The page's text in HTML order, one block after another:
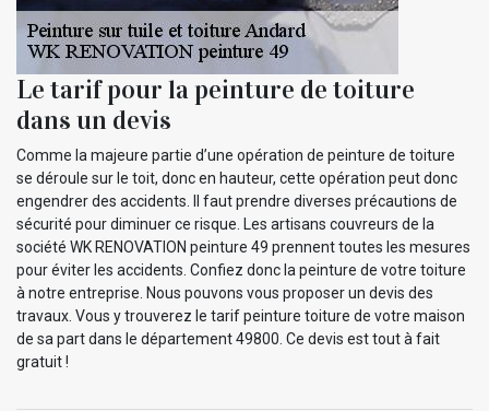
Le tarif pour la peinture de toiture
dans un devis
Comme la majeure partie d’une opération de peinture de toiture
se déroule sur le toit, donc en hauteur, cette opération peut donc
engendrer des accidents. Il faut prendre diverses précautions de
sécurité pour diminuer ce risque. Les artisans couvreurs de la
société WK RENOVATION peinture 49 prennent toutes les mesures
pour éviter les accidents. Confiez donc la peinture de votre toiture
à notre entreprise. Nous pouvons vous proposer un devis des
travaux. Vous y trouverez le tarif peinture toiture de votre maison
de sa part dans le département 49800. Ce devis est tout à fait
gratuit !